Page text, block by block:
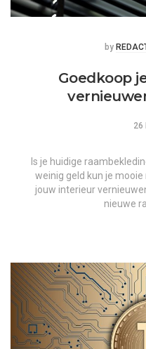
Posted
by
Goedkoop
26
Is je huidige
weinig geld kun je
jouw interieur
nieuwe